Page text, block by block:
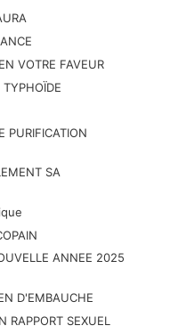
VOTRE FAVEUR
PURIFICATION
SA
ANNEE 2025
D'EMBAUCHE
RAPPORT SEXUEL